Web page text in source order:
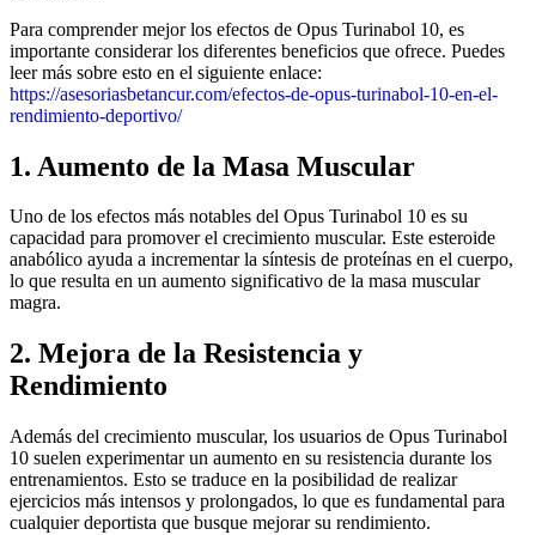
Para comprender mejor los efectos de Opus Turinabol 10, es
importante considerar los diferentes beneficios que ofrece. Puedes
leer más sobre esto en el siguiente enlace:
https://asesoriasbetancur.com/efectos-de-opus-turinabol-10-en-el-
rendimiento-deportivo/
1. Aumento de la Masa Muscular
Uno de los efectos más notables del Opus Turinabol 10 es su
capacidad para promover el crecimiento muscular. Este esteroide
anabólico ayuda a incrementar la síntesis de proteínas en el cuerpo,
lo que resulta en un aumento significativo de la masa muscular
magra.
2. Mejora de la Resistencia y
Rendimiento
Además del crecimiento muscular, los usuarios de Opus Turinabol
10 suelen experimentar un aumento en su resistencia durante los
entrenamientos. Esto se traduce en la posibilidad de realizar
ejercicios más intensos y prolongados, lo que es fundamental para
cualquier deportista que busque mejorar su rendimiento.